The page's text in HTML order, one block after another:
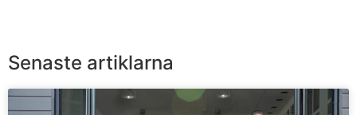
Senaste artiklarna